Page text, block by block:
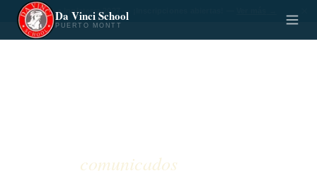
✈️ Viaje a Inglaterra 2027 — ¡Inscripciones abiertas!
Da Vinci School
PUERTO MONTT
comunicados